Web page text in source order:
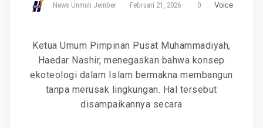
News Unmuh Jember Februari 21, 2026 0 Voice
Ketua Umum Pimpinan Pusat Muhammadiyah,
Haedar Nashir, menegaskan bahwa konsep
ekoteologi dalam Islam bermakna membangun
tanpa merusak lingkungan. Hal tersebut
disampaikannya secara